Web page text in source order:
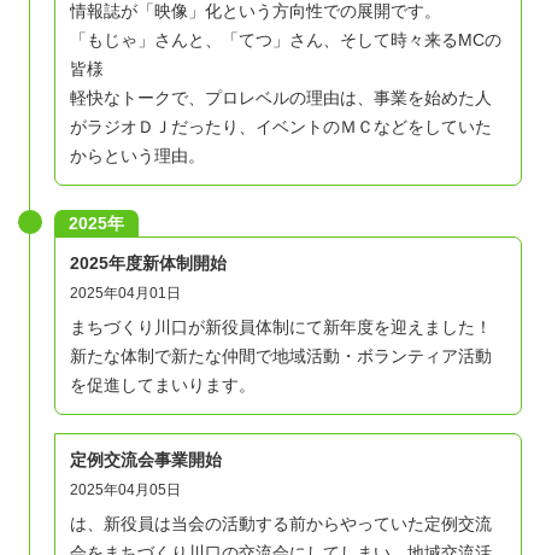
情報誌が「映像」化という方向性での展開です。
「もじゃ」さんと、「てつ」さん、そして時々来るMCの
皆様
軽快なトークで、プロレベルの理由は、事業を始めた人
がラジオＤＪだったり、イベントのＭＣなどをしていた
からという理由。
2025年
2025年度新体制開始
2025年04月01日
まちづくり川口が新役員体制にて新年度を迎えました！
新たな体制で新たな仲間で地域活動・ボランティア活動
を促進してまいります。
定例交流会事業開始
2025年04月05日
は、新役員は当会の活動する前からやっていた定例交流